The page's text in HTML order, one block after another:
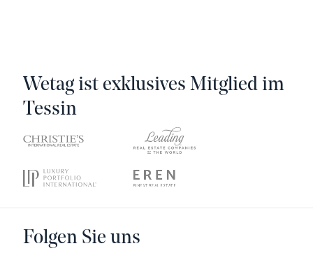
Wetag ist exklusives Mitglied im
Tessin
Folgen Sie uns